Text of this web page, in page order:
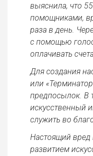
выяснила, что
помощниками,
раза в день.
с помощью
оплачивать
Для создания
или
предпосылок. В
искусственный
служить во
Настоящий вред
развитием